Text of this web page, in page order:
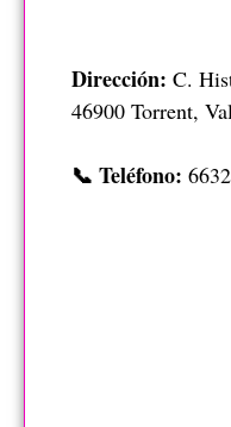
Dirección: C.
46900 Torrent,
📞 Teléfono: